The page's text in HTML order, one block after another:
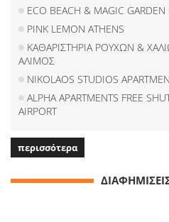
ECO BEACH & MAGIC GARDEN
PINK LEMON ATHENS
ΚΑΘΑΡΙΣΤΗΡΙΑ ΡΟΥΧΩΝ &
ΑΛΙΜΟΣ
NIKOLAOS STUDIOS
ALPHA APARTMENTS FREE
AIRPORT
περισσότερα